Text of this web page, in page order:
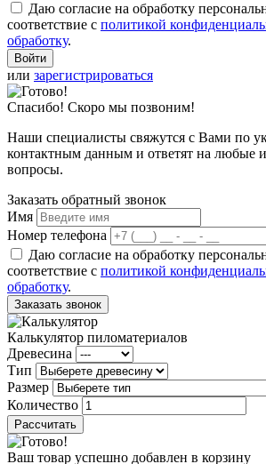
Даю согласие на обработку
соответствие с политикой
обработку.
или зарегистрироваться
Спасибо! Скоро мы позвоним!
Наши специалисты свяжутся с Вами по
контактным данным и ответят на любые
вопросы.
Заказать обратный звонок
Имя
Номер телефона
Даю согласие на обработку
соответствие с политикой
обработку.
Заказать звонок
Калькулятор пиломатериалов
Древесина
Тип
Размер
Количество
Рассчитать
Ваш товар успешно добавлен в корзину